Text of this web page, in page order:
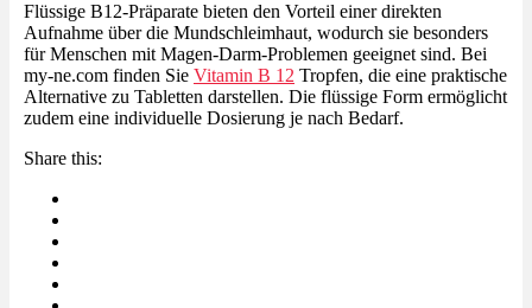
Flüssige B12-Präparate bieten den Vorteil einer direkten
Aufnahme über die Mundschleimhaut, wodurch sie besonders
für Menschen mit Magen-Darm-Problemen geeignet sind. Bei
my-ne.com finden Sie Vitamin B 12 Tropfen, die eine praktische
Alternative zu Tabletten darstellen. Die flüssige Form ermöglicht
zudem eine individuelle Dosierung je nach Bedarf.
Share this: